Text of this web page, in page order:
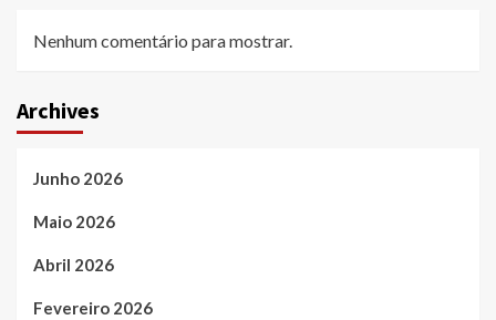
Nenhum comentário para mostrar.
Archives
Junho 2026
Maio 2026
Abril 2026
Fevereiro 2026